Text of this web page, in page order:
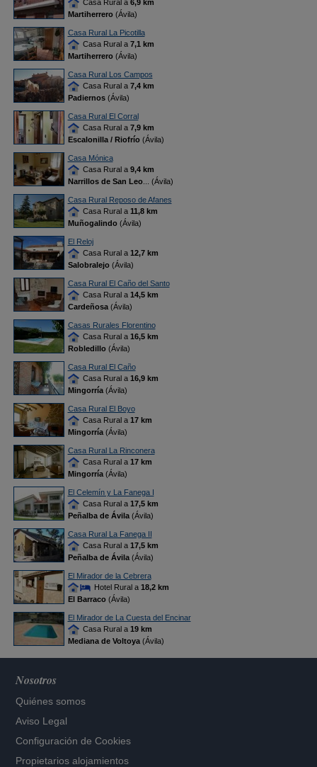
Casa Rural a 6,9 km
Martiherrero(Ávila)
Casa Rural La Picotilla
Casa Rural a 7,1 km
Martiherrero(Ávila)
Casa Rural Los Campos
Casa Rural a 7,4 km
Padiernos(Ávila)
Casa Rural El Corral
Casa Rural a 7,9 km
Escalonilla / Riofrío(Ávila)
Casa Mónica
Casa Rural a 9,4 km
Narrillos de San Leo... (Ávila)
Casa Rural Reposo de Afanes
Casa Rural a 11,8 km
Muñogalindo(Ávila)
El Reloj
Casa Rural a 12,7 km
Salobralejo(Ávila)
Casa Rural El Caño del Santo
Casa Rural a 14,5 km
Cardeñosa(Ávila)
Casas Rurales Florentino
Casa Rural a 16,5 km
Robledillo(Ávila)
Casa Rural El Caño
Casa Rural a 16,9 km
Mingorría(Ávila)
Casa Rural El Boyo
Casa Rural a 17 km
Mingorría(Ávila)
Casa Rural La Rinconera
Casa Rural a 17 km
Mingorría(Ávila)
El Celemín y La Fanega I
Casa Rural a 17,5 km
Peñalba de Ávila(Ávila)
Casa Rural La Fanega II
Casa Rural a 17,5 km
Peñalba de Ávila(Ávila)
El Mirador de la Cebrera
Hotel Rural a 18,2 km
El Barraco(Ávila)
El Mirador de La Cuesta del Encinar
Casa Rural a 19 km
Mediana de Voltoya(Ávila)
Nosotros
Quiénes somos
Aviso Legal
Configuración de Cookies
Propietarios alojamientos